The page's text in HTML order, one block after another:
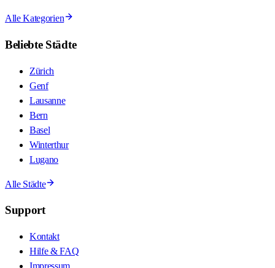
Alle Kategorien
Beliebte Städte
Zürich
Genf
Lausanne
Bern
Basel
Winterthur
Lugano
Alle Städte
Support
Kontakt
Hilfe & FAQ
Impressum